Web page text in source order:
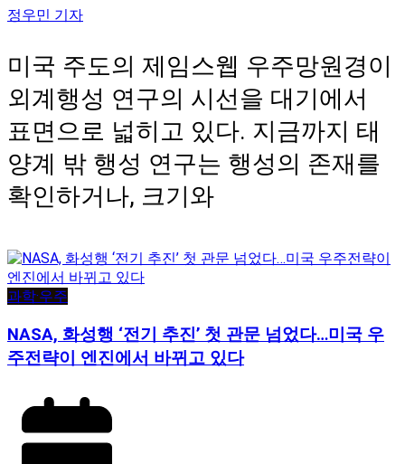
정우민 기자
미국 주도의 제임스웹 우주망원경이
외계행성 연구의 시선을 대기에서
표면으로 넓히고 있다. 지금까지 태
양계 밖 행성 연구는 행성의 존재를
확인하거나, 크기와
과학·우주
NASA, 화성행 ‘전기 추진’ 첫 관문 넘었다…미국 우
주전략이 엔진에서 바뀌고 있다